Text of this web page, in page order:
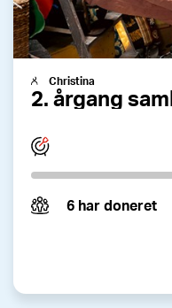
Christina
2. årgang
6 har doneret